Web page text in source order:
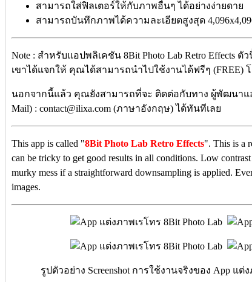
สามารถใส่ฟิลเตอร์ให้กับภาพอื่นๆ ได้อย่างง่ายดาย
สามารถบันทึกภาพได้ความละเอียตสูงสุด
Note : สำหรับแอปพลิเคชัน 8Bit Photo Lab Retro Effects
เขาได้แจกให้ คุณได้สามารถนำไปใช้งานได้ฟรีๆ (FREE)
นอกจากนี้แล้ว คุณยังสามารถที่จะ ติดต่อกับทาง ผู้พัฒนาแ
Mail) : contact@ilixa.com (ภาษาอังกฤษ) ได้ทันทีเลย
This app is called "8Bit Photo Lab Retro Effects". This is a
can be tricky to get good results in all conditions. Low
murky mess if a straightforward downsampling is applied.
images.
รูปตัวอย่าง Screenshot การใช้งานจริงของ App แต่ง